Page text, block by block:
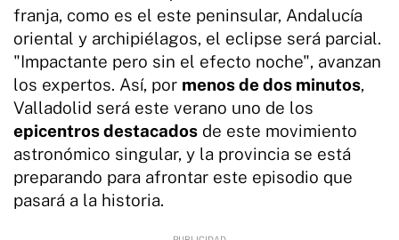
franja, como es el este peninsular, Andalucía
oriental y archipiélagos, el eclipse será parcial.
"Impactante pero sin el efecto noche", avanzan
los expertos. Así, por menos de dos minutos,
Valladolid será este verano uno de los
epicentros destacados de este movimiento
astronómico singular, y la provincia se está
preparando para afrontar este episodio que
pasará a la historia.